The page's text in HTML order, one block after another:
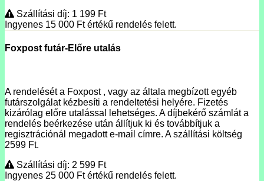
Szállítási díj: 1 199 Ft
Ingyenes 15 000 Ftértékű rendelés felett.
Foxpost futár-Előre utalás
A rendelését a Foxpost , vagy az általa megbízott egyéb
futárszolgálat kézbesíti a rendeltetési helyére. Fizetés
kizárólag előre utalással lehetséges. A díjbekérő számlát a
rendelés beérkezése után állítjuk ki és továbbítjuk a
regisztrációnál megadott e-mail címre. A szállítási költség
2599 Ft.
Szállítási díj: 2 599 Ft
Ingyenes 25 000 Ftértékű rendelés felett.